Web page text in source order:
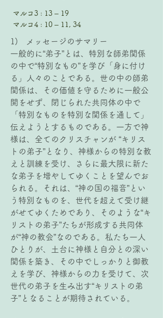
マルコ3 : 13 – 19
マルコ4 : 10 – 11, 34
1)   メッセージのサマリー
一般的に“弟子”とは、特別な師弟関係
の中で“特別なもの”を学び「身に付け
る」人々のことである。世の中の師弟
関係は、その価値を守るために一般公
開をせず、閉じられた共同体の中で
「特別なものを特別な関係を通して」
伝えようとするものである。一方で神
様は、全てのクリスチャンが “キリス
トの弟子”となり、神様からの特別な教
えと訓練を受け、さらに最大限に新た
な弟子を増やしてゆくことを望んでお
られる。それは、“神の国の福音”とい
う特別なものを、世代を超えて受け継
がせてゆくためであり、そのような“キ
リストの弟子”たちが形成する共同体
が“神の教会”なのである。私たち一人
ひとりが、土台に神様と自分との深い
関係を築き、その中でしっかりと御教
えを学び、神様からの力を受けて、次
世代の弟子を生み出す“キリストの弟
子”となることが期待されている。